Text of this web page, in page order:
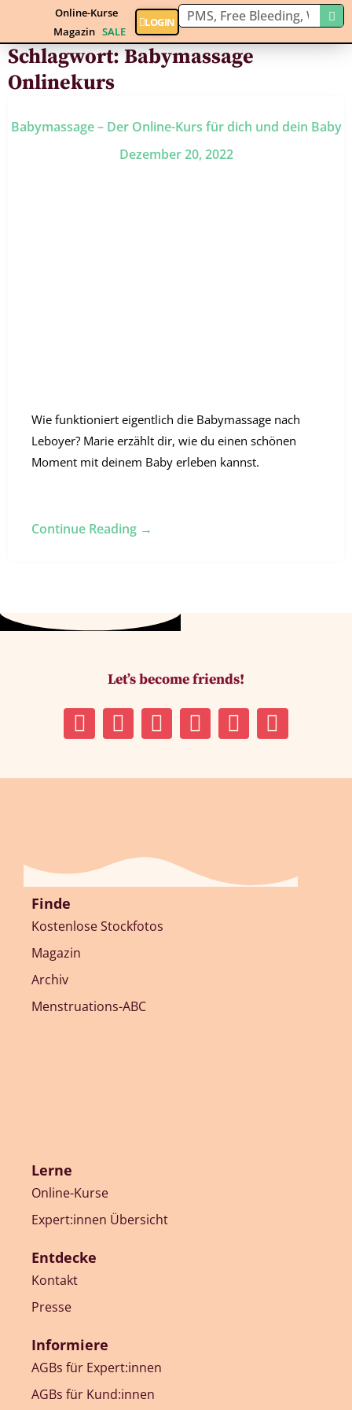
Online-Kurse
Magazin SALE
LOGIN
Schlagwort:Babymassage
Onlinekurs
Babymassage – Der Online-Kurs für dich und dein Baby
Dezember 20, 2022
Wie funktioniert eigentlich die Babymassage nach
Leboyer? Marie erzählt dir, wie du einen schönen
Moment mit deinem Baby erleben kannst.
Continue Reading →
Let’s become friends!
Finde
Kostenlose Stockfotos
Magazin
Archiv
Menstruations-ABC
Lerne
Online-Kurse
Expert:innen Übersicht
Entdecke
Kontakt
Presse
Informiere
AGBs für Expert:innen
AGBs für Kund:innen